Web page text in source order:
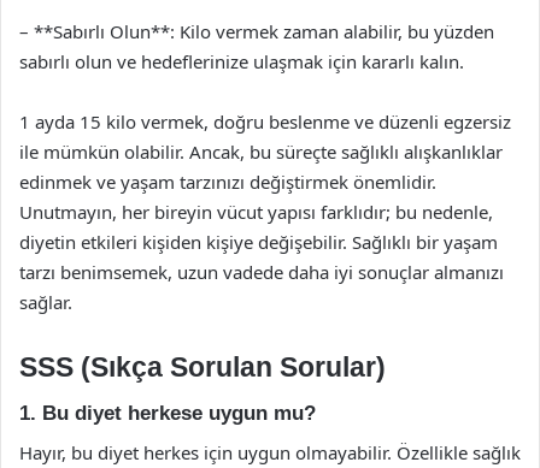
– **Sabırlı Olun**: Kilo vermek zaman alabilir, bu yüzden
sabırlı olun ve hedeflerinize ulaşmak için kararlı kalın.
1 ayda 15 kilo vermek, doğru beslenme ve düzenli egzersiz
ile mümkün olabilir. Ancak, bu süreçte sağlıklı alışkanlıklar
edinmek ve yaşam tarzınızı değiştirmek önemlidir.
Unutmayın, her bireyin vücut yapısı farklıdır; bu nedenle,
diyetin etkileri kişiden kişiye değişebilir. Sağlıklı bir yaşam
tarzı benimsemek, uzun vadede daha iyi sonuçlar almanızı
sağlar.
SSS (Sıkça Sorulan Sorular)
1. Bu diyet herkese uygun mu?
Hayır, bu diyet herkes için uygun olmayabilir. Özellikle sağlık